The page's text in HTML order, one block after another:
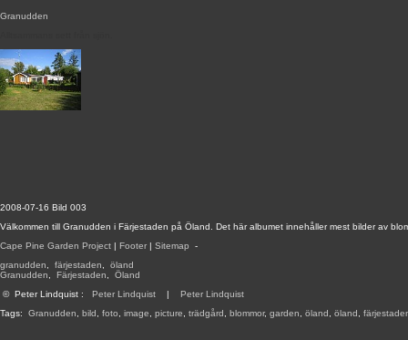
2008-07-16 Bild 003
Välkommen till Granudden i Färjestaden på Öland. Det här albumet innehåller mest bilder av
Cape Pine Garden Project | Footer | Sitemap -
granudden
färjestaden
öland
Granudden
Färjestaden
Öland
© Peter Lindquist : Peter Lindquist | Peter Lindquist
Tags: Granudden bild foto image picture trädgård blommor, garden öland öland
Granudden